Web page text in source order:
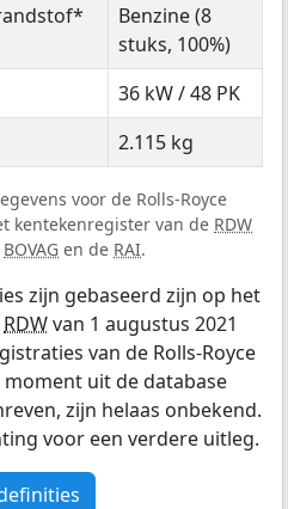
Benzine (8
stuks, 100%)
36 kW / 48 PK
2.115 kg
voor de Rolls-Royce
kentekenregister van de RDW
BOVAG en de RAI.
zijn gebaseerd zijn op het
RDWvan 1 augustus 2021
van de Rolls-Royce
uit de database
zijn helaas onbekend.
voor een verdere uitleg.